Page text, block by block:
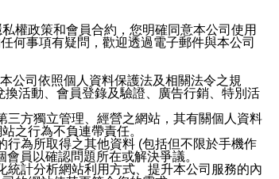
權政策和會員合約，您明確同意本公司使用
何事項有疑問，歡迎透過電子郵件與本公司
公司依照個人資料保護法及相關法令之規
活動、會員登錄及驗證、廣告行銷、特別活
三方獨立管理、經營之網站，其有關個人資料
之行為不負連帶責任。
為所取得之其他資料 (包括但不限於手機作
員以確認問題所在或解決爭議。
計分析網站利用方式、提升本公司服務的內